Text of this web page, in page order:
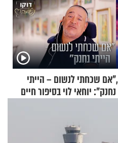
"אם שכחתי לנשום – הייתי
נחנק": יוחאי לוי בסיפור חיים